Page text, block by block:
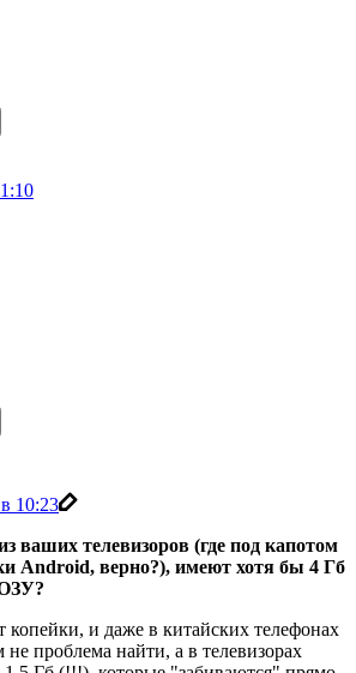
10:23
ваших телевизоров (где под капотом
Android, верно?), имеют хотя бы 4 Гб
и даже в китайских телефонах
проблема найти, а в телевизорах